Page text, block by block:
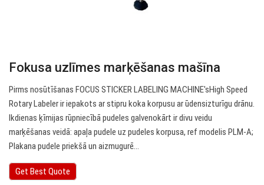
Fokusa uzlīmes marķēšanas mašīna
Pirms nosūtīšanas FOCUS STICKER LABELING MACHINE'sHigh Speed
Rotary Labeler ir iepakots ar stipru koka korpusu ar ūdensizturīgu drānu.
Ikdienas ķīmijas rūpniecībā pudeles galvenokārt ir divu veidu
marķēšanas veidā: apaļa pudele uz pudeles korpusa, ref modelis PLM-A;
Plakana pudele priekšā un aizmugurē…
Get Best Quote